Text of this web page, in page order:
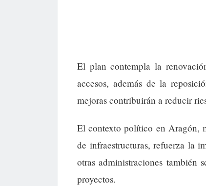
El plan contempla la
accesos, además de la
mejoras contribuirán a reducir
El contexto político en Aragón,
de infraestructuras, refuerza la
otras administraciones también
proyectos.